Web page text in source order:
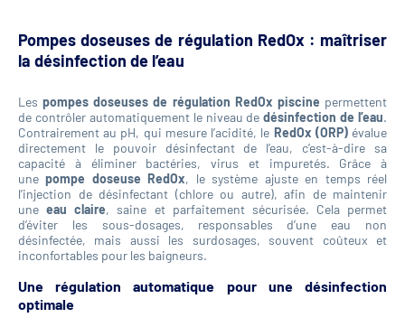
Pompes doseuses de régulation RedOx : maîtriser
la désinfection de l’eau
Lespompes doseuses de régulation RedOx piscine permettent
de contrôler automatiquement le niveau dedésinfection de l’eau.
Contrairement au pH, qui mesure l’acidité, le RedOx (ORP)évalue
directement le pouvoir désinfectant de l’eau, c’est-à-dire sa
capacité à éliminer bactéries, virus et impuretés. Grâce à
unepompe doseuse RedOx, le système ajuste en temps réel
l’injection de désinfectant (chlore ou autre), afin de maintenir
uneeau claire, saine et parfaitement sécurisée. Cela permet
d’éviter les sous-dosages, responsables d’une eau non
désinfectée, mais aussi les surdosages, souvent coûteux et
inconfortables pour les baigneurs.
Une régulation automatique pour une désinfection
optimale